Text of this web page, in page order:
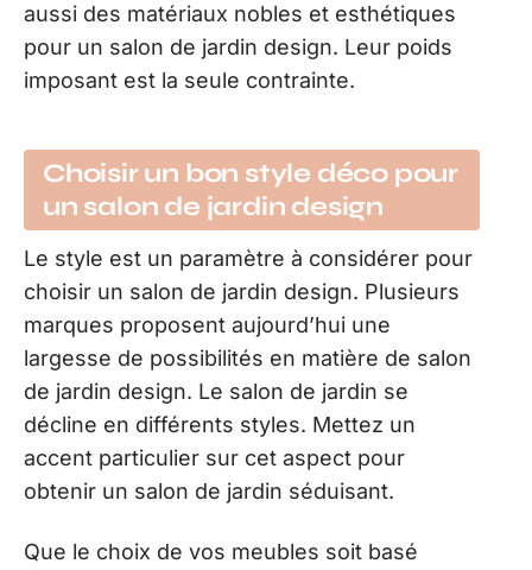
aussi des matériaux nobles et esthétiques
pour un salon de jardin design. Leur poids
imposant est la seule contrainte.
Choisir un bon style déco pour
un salon de jardin design
Le style est un paramètre à considérer pour
choisir un salon de jardin design. Plusieurs
marques proposent aujourd’hui une
largesse de possibilités en matière de salon
de jardin design. Le salon de jardin se
décline en différents styles. Mettez un
accent particulier sur cet aspect pour
obtenir un salon de jardin séduisant.
Que le choix de vos meubles soit basé